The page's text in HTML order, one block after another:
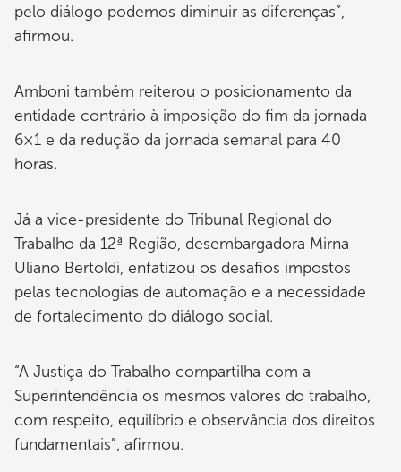
pelo diálogo podemos diminuir as diferenças”,
afirmou.
Amboni também reiterou o posicionamento da
entidade contrário à imposição do fim da jornada
6×1 e da redução da jornada semanal para 40
horas.
Já a vice-presidente do Tribunal Regional do
Trabalho da 12ª Região, desembargadora Mirna
Uliano Bertoldi, enfatizou os desafios impostos
pelas tecnologias de automação e a necessidade
de fortalecimento do diálogo social.
“A Justiça do Trabalho compartilha com a
Superintendência os mesmos valores do trabalho,
com respeito, equilíbrio e observância dos direitos
fundamentais”, afirmou.